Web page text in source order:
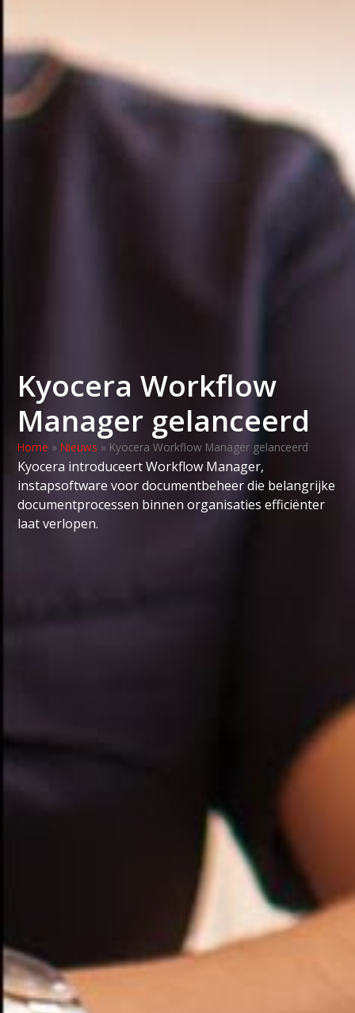
Kyocera Workflow
Manager gelanceerd
Home »Nieuws » Kyocera Workflow Manager gelanceerd
Kyocera introduceert Workflow Manager,
instapsoftware voor documentbeheer die belangrijke
documentprocessen binnen organisaties efficiënter
laat verlopen.